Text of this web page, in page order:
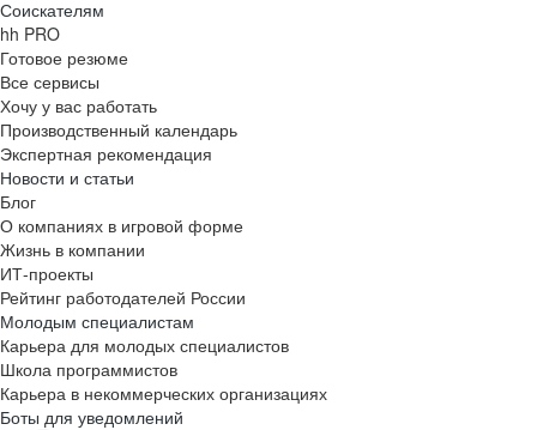
Соискателям
hh PRO
Готовое резюме
Все сервисы
Хочу у вас работать
Производственный календарь
Экспертная рекомендация
Новости и статьи
Блог
О компаниях в игровой форме
Жизнь в компании
ИТ-проекты
Рейтинг работодателей России
Молодым специалистам
Карьера для молодых специалистов
Школа программистов
Карьера в некоммерческих организациях
Боты для уведомлений